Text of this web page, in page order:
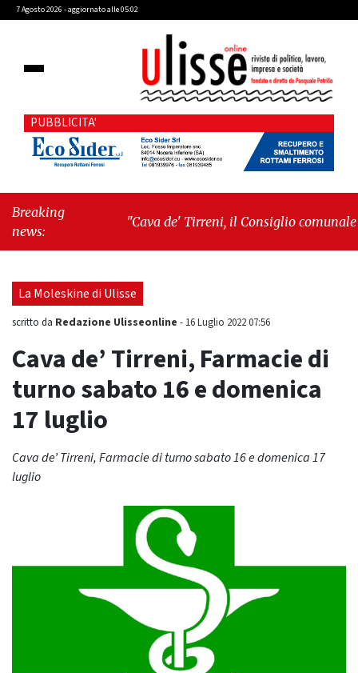
7 Agosto 2026 - aggiornato alle 05:02
PUBBLICITA'
Breaking
news:
"Cava de' Tirreni, il Consiglio comunale
Mare, giornata storica: la ceramica ammessa
alla fase europea per l’IGP"
La Moleskine di Ulisse
scritto da Redazione Ulisseonline - 16 Luglio 2022 07:56
Cava de’ Tirreni, Farmacie di
turno sabato 16 e domenica
17 luglio
Cava de’ Tirreni, Farmacie di turno sabato 16 e domenica 17
luglio